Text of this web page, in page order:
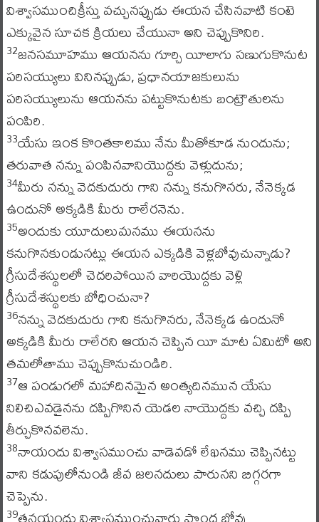
విశ్వాసముంచిక్రీస్తు వచ్చునప్పుడు ఈయన చేసినవాటి కంటె
ఎక్కువైన సూచక క్రియలు చేయునా అని చెప్పుకొనిరి.
32జనసమూహము ఆయనను గూర్చి యీలాగు సణుగుకొనుట
పరిసయ్యులు వినినప్పుడు, ప్రధానయాజకులును
పరిసయ్యులును ఆయనను పట్టుకొనుటకు బంట్రౌతులను
పంపిరి.
33యేసు ఇంక కొంతకాలము నేను మీతోకూడ నుందును;
తరువాత నన్ను పంపినవానియొద్దకు వెళ్లుదును;
34మీరు నన్ను వెదకుదురు గాని నన్ను కనుగొనరు, నేనెక్కడ
ఉందునో అక్కడికి మీరు రాలేరనెను.
35అందుకు యూదులుమనము ఈయనను
కనుగొనకుండునట్లు ఈయన ఎక్కడికి వెళ్లబోవుచున్నాడు?
గ్రీసుదేశస్థులలో చెదరిపోయిన వారియొద్దకు వెళ్లి
గ్రీసుదేశస్థులకు బోధించునా?
36నన్ను వెదకుదురు గాని కనుగొనరు, నేనెక్కడ ఉందునో
అక్కడికి మీరు రాలేరని ఆయన చెప్పిన యీ మాట ఏమిటో అని
తమలోతాము చెప్పుకొనుచుండిరి.
37ఆ పండుగలో మహాదినమైన అంత్యదినమున యేసు
నిలిచిఎవడైనను దప్పిగొనిన యెడల నాయొద్దకు వచ్చి దప్పి
తీర్చుకొనవలెను.
38నాయందు విశ్వాసముంచు వాడెవడో లేఖనము చెప్పినట్టు
వాని కడుపులోనుండి జీవ జలనదులు పారునని బిగ్గరగా
చెప్పెను.
39